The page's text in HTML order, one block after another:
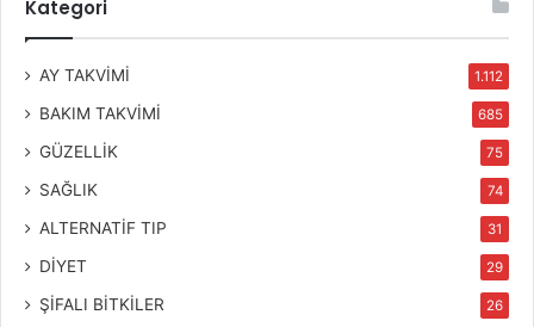
Kategori
AY TAKVİMİ 1.112
BAKIM TAKVİMİ 685
GÜZELLİK 75
SAĞLIK 74
ALTERNATİF TIP 31
DİYET 29
ŞİFALI BİTKİLER 26